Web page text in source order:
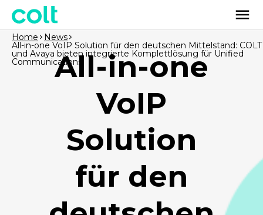
All-in-one
VoIP
Solution
für den
Home News
All-in-one VoIP Solution für den deutschen Mittelstand: COLT
und Avaya bieten integrierte Komplettlösung für Unified
Communications